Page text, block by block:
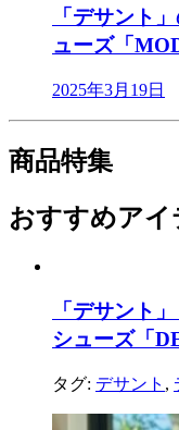
「デサント
ューズ「
2025年3月19日
商品特集
おすすめアイ
「デサント
シューズ「
タグ: デサント ,